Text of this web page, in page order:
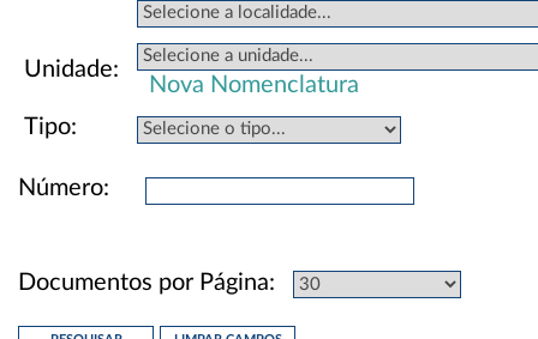
Unidade:
Nova Nomenclatura
Tipo:
Número:
Documentos por Página: